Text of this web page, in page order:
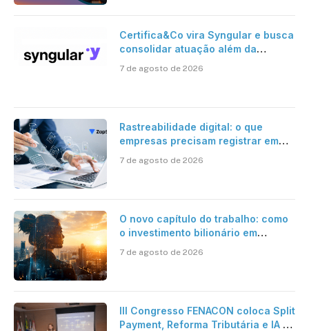
Certifica&Co vira Syngular e busca
consolidar atuação além da
7 de agosto de 2026
Rastreabilidade digital: o que
empresas precisam registrar em
7 de agosto de 2026
O novo capítulo do trabalho: como
o investimento bilionário em
verdadeira era da inteligência
7 de agosto de 2026
III Congresso FENACON coloca Split
Payment, Reforma Tributária e IA no